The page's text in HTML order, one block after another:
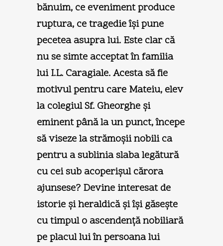
bănuim, ce eveniment produce
ruptura, ce tragedie îşi pune
pecetea asupra lui. Este clar că
nu se simte acceptat în familia
lui I.L. Caragiale. Acesta să fie
motivul pentru care Mateiu, elev
la colegiul Sf. Gheorghe şi
eminent până la un punct, începe
să viseze la strămoşii nobili ca
pentru a sublinia slaba legătură
cu cei sub acoperişul cărora
ajunsese? Devine interesat de
istorie şi heraldică şi îşi găseşte
cu timpul o ascendenţă nobiliară
pe placul lui în persoana lui